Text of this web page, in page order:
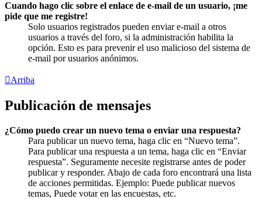
Cuando hago clic sobre el enlace de e-mail de un usuario, ¡me
pide que me registre!
Solo usuarios registrados pueden enviar e-mail a otros
usuarios a través del foro, si la administración habilita la
opción. Esto es para prevenir el uso malicioso del sistema de
e-mail por usuarios anónimos.
Arriba
Publicación de mensajes
¿Cómo puedo crear un nuevo tema o enviar una respuesta?
Para publicar un nuevo tema, haga clic en “Nuevo tema”.
Para publicar una respuesta a un tema, haga clic en “Enviar
respuesta”. Seguramente necesite registrarse antes de poder
publicar y responder. Abajo de cada foro encontrará una lista
de acciones permitidas. Ejemplo: Puede publicar nuevos
temas, Puede votar en las encuestas, etc.